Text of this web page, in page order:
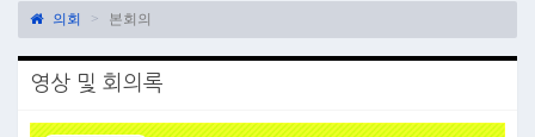
의회 본회의
영상 및 회의록